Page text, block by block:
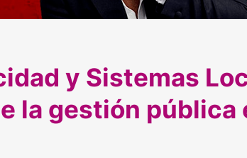
y Sistemas
la gestión pública